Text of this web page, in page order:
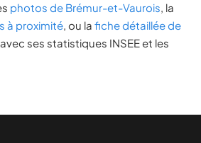
photos de Brémur-et-Vaurois, la
à proximité, ou la fiche détaillée de
avec ses statistiques INSEE et les